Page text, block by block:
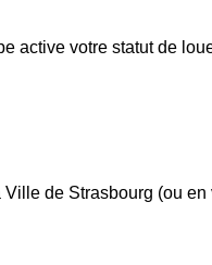
active votre statut de
Ville de Strasbourg (ou en